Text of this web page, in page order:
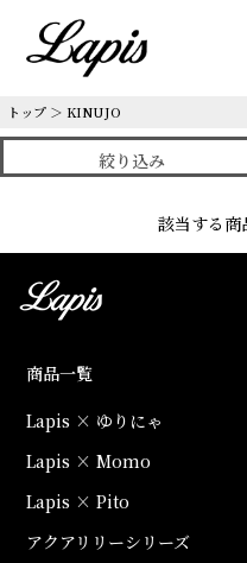
トップ ＞ KINUJO
絞り込み
該当する商
商品一覧
Lapis × ゆりにゃ
Lapis × Momo
Lapis × Pito
アクアリリーシリーズ